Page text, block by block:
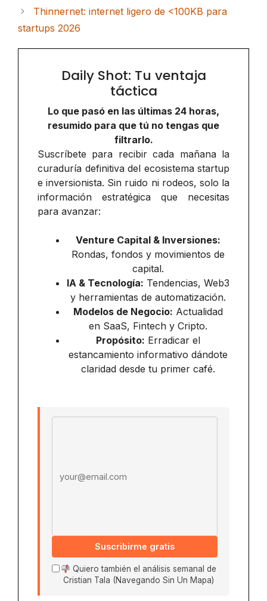
Thinnernet: internet ligero de <100KB para
startups 2026
Daily Shot: Tu ventaja
táctica
Lo que pasó en las últimas 24 horas,
resumido para que tú no tengas que
filtrarlo.
Suscríbete para recibir cada mañana la
curaduría definitiva del ecosistema startup
e inversionista. Sin ruido ni rodeos, solo la
información estratégica que necesitas
para avanzar:
Venture Capital & Inversiones:
Rondas, fondos y movimientos de
capital.
IA & Tecnología: Tendencias, Web3
y herramientas de automatización.
Modelos de Negocio: Actualidad
en SaaS, Fintech y Cripto.
Propósito: Erradicar el
estancamiento informativo dándote
claridad desde tu primer café.
Suscribirme gratis
Quiero también el análisis semanal de
Cristian Tala (Navegando Sin Un Mapa)